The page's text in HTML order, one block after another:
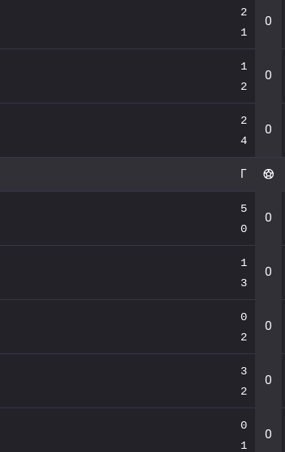
2
1
0
1
2
0
2
4
0
Г
5
0
0
1
3
0
0
2
0
3
2
0
0
1
0